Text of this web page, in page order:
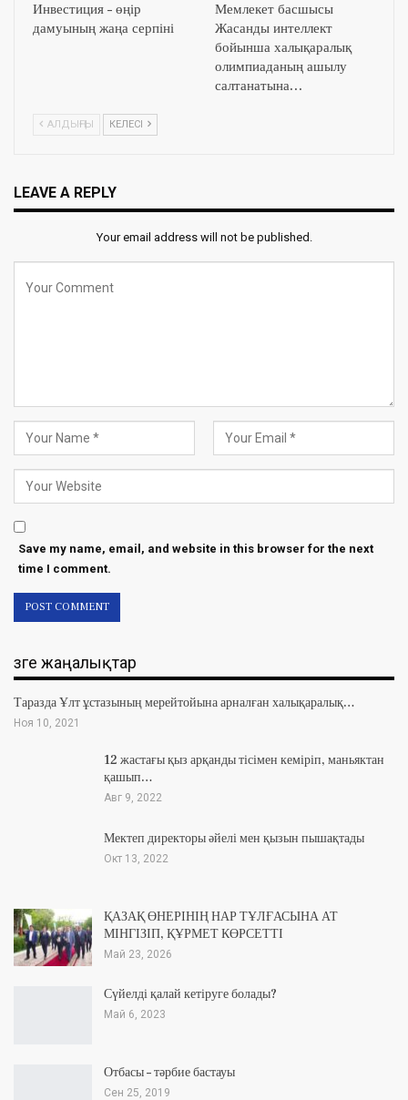
Инвестиция – өңір
дамуының жаңа серпіні
Мемлекет басшысы
Жасанды интеллект
бойынша халықаралық
олимпиаданың ашылу
салтанатына…
АЛДЫҢҒЫ КЕЛЕСІ
LEAVE A REPLY
Your email address will not be published.
Save my name, email, and website in this browser for the next
time I comment.
Өзге жаңалықтар
Таразда Ұлт ұстазының мерейтойына арналған халықаралық…
Ноя 10, 2021
12 жастағы қыз арқанды тісімен кеміріп, маньяктан
қашып…
Авг 9, 2022
Мектеп директоры әйелі мен қызын пышақтады
Окт 13, 2022
ҚАЗАҚ ӨНЕРІНІҢ НАР ТҰЛҒАСЫНА АТ
МІНГІЗІП, ҚҰРМЕТ КӨРСЕТТІ
Май 23, 2026
Сүйелді қалай кетіруге болады?
Май 6, 2023
Отбасы – тәрбие бастауы
Сен 25, 2019